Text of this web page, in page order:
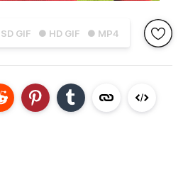
GIF ● HD GIF ● MP4